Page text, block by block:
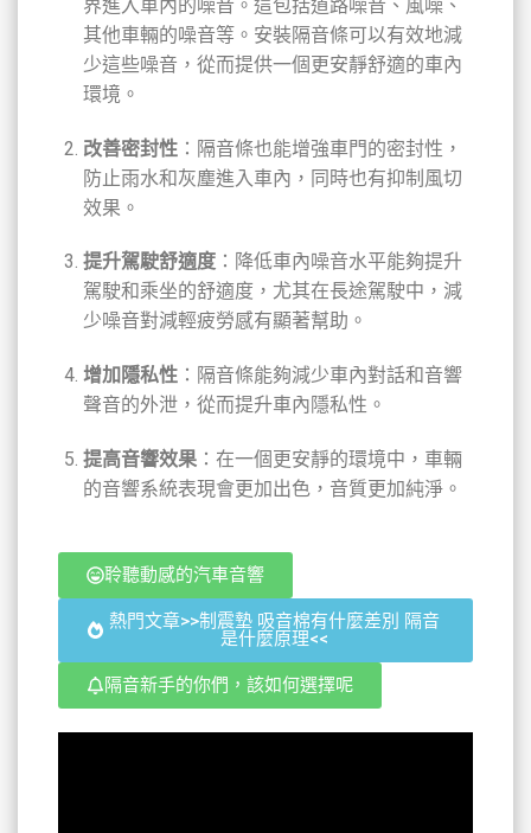
界進入車內的噪音。這包括道路噪音、風噪、
其他車輛的噪音等。安裝隔音條可以有效地減
少這些噪音，從而提供一個更安靜舒適的車內
環境。
改善密封性：隔音條也能增強車門的密封性，
防止雨水和灰塵進入車內，同時也有抑制風切
效果。
提升駕駛舒適度：降低車內噪音水平能夠提升
駕駛和乘坐的舒適度，尤其在長途駕駛中，減
少噪音對減輕疲勞感有顯著幫助。
增加隱私性：隔音條能夠減少車內對話和音響
聲音的外泄，從而提升車內隱私性。
提高音響效果：在一個更安靜的環境中，車輛
的音響系統表現會更加出色，音質更加純淨。
聆聽動感的汽車音響
熱門文章>>制震墊 吸音棉有什麼差別 隔音
是什麼原理<<
隔音新手的你們，該如何選擇呢